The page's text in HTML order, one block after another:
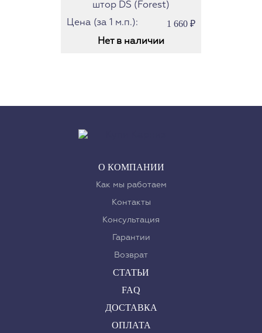
штор DS (Forest)
Цена (за 1 м.п.):
1 660 ₽
Нет в наличии
О КОМПАНИИ
Как мы работаем
Контакты
Консультация
Гарантии
Возврат
СТАТЬИ
FAQ
ДОСТАВКА
ОПЛАТА